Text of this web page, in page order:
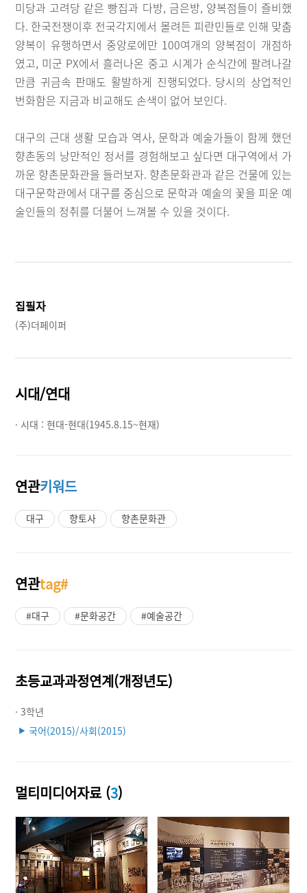
미당과 고려당 같은 빵집과 다방, 금은방, 양복점들이 즐비했
다. 한국전쟁이후 전국각지에서 몰려든 피란민들로 인해 맞춤
양복이 유행하면서 중앙로에만 100여개의 양복점이 개점하
였고, 미군 PX에서 흘러나온 중고 시계가 순식간에 팔려나갈
만큼 귀금속 판매도 활발하게 진행되었다. 당시의 상업적인
번화함은 지금과 비교해도 손색이 없어 보인다.
대구의 근대 생활 모습과 역사, 문학과 예술가들이 함께 했던
향촌동의 낭만적인 정서를 경험해보고 싶다면 대구역에서 가
까운 향촌문화관을 들러보자. 향촌문화관과 같은 건물에 있는
대구문학관에서 대구를 중심으로 문학과 예술의 꽃을 피운 예
술인들의 정취를 더불어 느껴볼 수 있을 것이다.
집필자
(주)더페이퍼
시대/연대
· 시대 :현대-현대(1945.8.15~현재)
연관키워드
대구 향토사 향촌문화관
연관tag#
#대구 #문화공간 #예술공간
초등교과과정연계(개정년도)
· 3학년
▶ 국어(2015)/사회(2015)
멀티미디어자료 (3)